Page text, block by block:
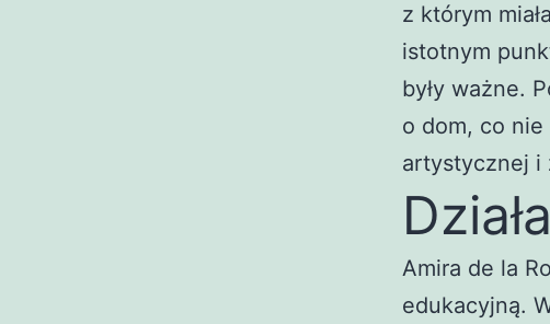
z którym
istotnym
były ważne.
o dom, co nie
artystycznej i
Amira de la
edukacyjną.